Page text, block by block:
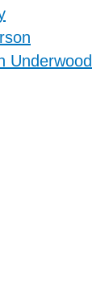
Underwood